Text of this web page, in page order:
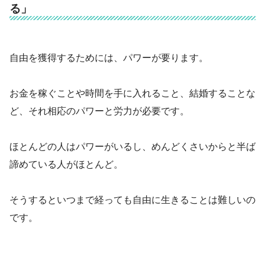
る」
自由を獲得するためには、パワーが要ります。
お金を稼ぐことや時間を手に入れること、結婚することな
ど、それ相応のパワーと労力が必要です。
ほとんどの人はパワーがいるし、めんどくさいからと半ば
諦めている人がほとんど。
そうするといつまで経っても自由に生きることは難しいの
です。